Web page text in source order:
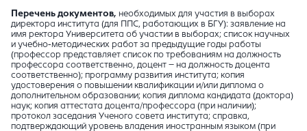
Перечень документов, необходимых для участия в выборах
директора института (для ППС, работающих в БГУ): заявление на
имя ректора Университета об участии в выборах; список научных
и учебно-методических работ за предыдущие годы работы
(профессор представляет список по требованиям на должность
профессора соответственно, доцент – на должность доцента
соответственно); программу развития института; копия
удостоверения о повышении квалификации и/или диплома о
дополнительном образовании; копия диплома кандидата (доктора)
наук; копия аттестата доцента/профессора (при наличии);
протокол заседания Ученого совета института; справка,
подтверждающий уровень владения иностранным языком (при